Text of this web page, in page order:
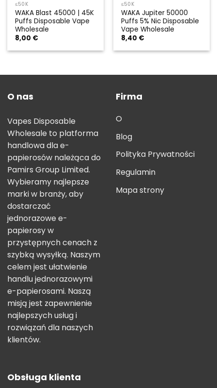
≤50K
WAKA Blast 45000 | 45K
Puffs Disposable Vape
Wholesale
8,00 €
≤50K
WAKA Jupiter 50000
Puffs 5% Nic Disposable
Vape Wholesale
8,40 €
O nas
Vapes Disposable
Wholesale to platforma
handlowa dla e-
papierosów należąca do
Pamirs Group Limited.
Wybieramy najlepsze
marki w branży, aby
dostarczać
jednorazowe e-
papierosy w
przystępnych cenach z
szybką wysyłką. Naszym
celem jest ułatwienie
handlu jednorazowymi
e-papierosami. Naszą
misją jest zapewnienie
najlepszych usług i
rozwiązań dla naszych
klientów.
Firma
O
Blog
Polityka Prywatności
Regulamin
Mapa strony
Obsługa klienta